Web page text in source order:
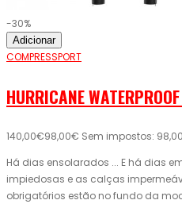
-30%
Adicionar
COMPRESSPORT
HURRICANE
140,00€98,00€ Sem impostos:
Há dias ensolarados ... E há dias
impiedosas e as calças
obrigatórios estão no fundo da